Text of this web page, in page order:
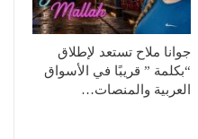
جوانا ملاح تستعد لإطلاق
“بكلمة ” قريبًا في الأسواق
العربية والمنصات…